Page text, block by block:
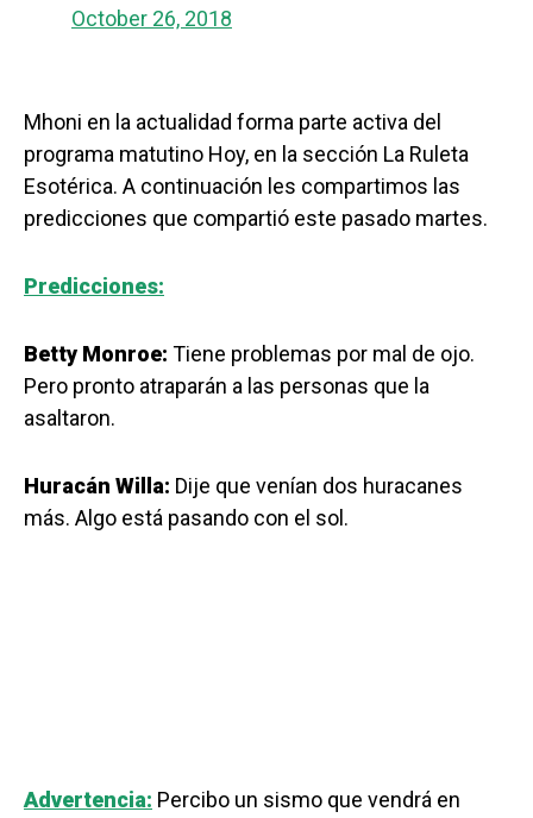
October 26, 2018
Mhoni en la actualidad forma parte activa del
programa matutino Hoy, en la sección La Ruleta
Esotérica. A continuación les compartimos las
predicciones que compartió este pasado martes.
Predicciones:
Betty Monroe: Tiene problemas por mal de ojo.
Pero pronto atraparán a las personas que la
asaltaron.
Huracán Willa: Dije que venían dos huracanes
más. Algo está pasando con el sol.
Advertencia: Percibo un sismo que vendrá en